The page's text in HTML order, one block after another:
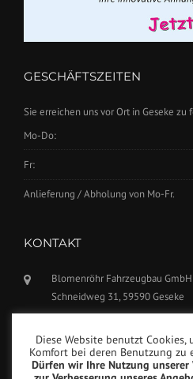
GESCHÄFTSZEITEN
Sie erreichen uns vor Ort in Geseke zu
Mo-Do:
Fr:
Anlieferung / Abholung von Mo-Fr.
KONTAKT
Blomenröhr Fahrzeugbau GmbH
Schneidweg 31, 59590 Geseke
Fax: +49(0)2942-5799777
info@blomenroehr.com
Diese Website benutzt Cookies,
Komfort bei deren Benutzung zu
Dürfen wir Ihre Nutzung unserer